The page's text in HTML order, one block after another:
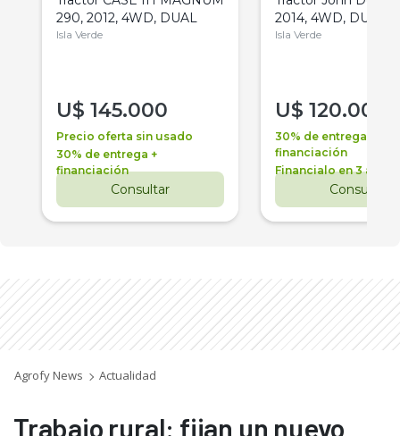
290, 2012, 4WD, DUAL
Isla Verde
U$ 145.000
Precio oferta sin usado
30% de entrega +
financiación
Consultar
2014, 4WD, DUAL
Isla Verde
U$ 120.000
30% de entrega +
financiación
Financialo en 3 años
Consultar
Agrofy News Actualidad
Trabajo rural: fijan un nuevo